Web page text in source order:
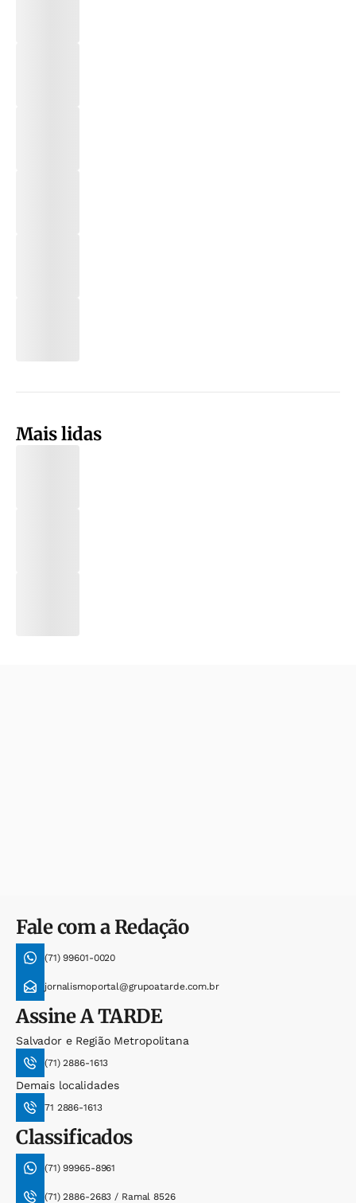
Mais lidas
Fale com a Redação
(71) 99601-0020
jornalismoportal@grupoatarde.com.br
AssineA TARDE
Salvador e Região Metropolitana
(71) 2886-1613
Demais localidades
71 2886-1613
Classificados
(71) 99965-8961
(71) 2886-2683 / Ramal 8526